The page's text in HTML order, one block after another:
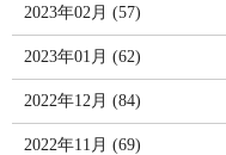
2023年02月 (57)
2023年01月 (62)
2022年12月 (84)
2022年11月 (69)